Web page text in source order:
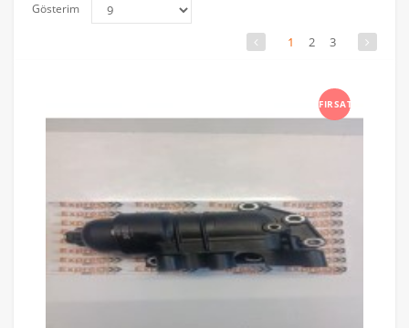
Gösterim
1 2 3
FIRSAT